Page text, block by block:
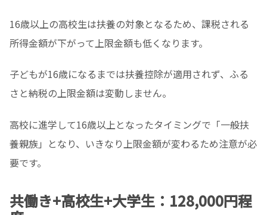
16歳以上の高校生は扶養の対象となるため、課税される
所得金額が下がって上限金額も低くなります。
子どもが16歳になるまでは扶養控除が適用されず、ふる
さと納税の上限金額は変動しません。
高校に進学して16歳以上となったタイミングで「一般扶
養親族」となり、いきなり上限金額が変わるため注意が必
要です。
共働き+高校生+大学生：128,000円程